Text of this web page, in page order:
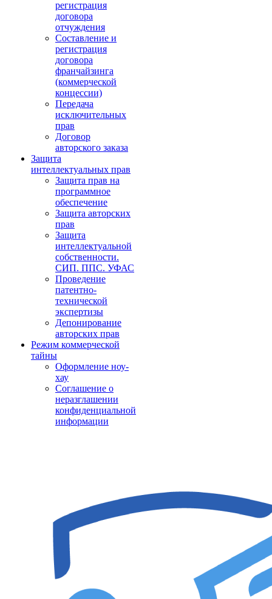
регистрация
договора
отчуждения
Составление и
регистрация
договора
франчайзинга
(коммерческой
концессии)
Передача
исключительных
прав
Договор
авторского заказа
Защита
интеллектуальных прав
Защита прав на
программное
обеспечение
Защита авторских
прав
Защита
интеллектуальной
собственности.
СИП. ППС. УФАС
Проведение
патентно-
технической
экспертизы
Депонирование
авторских прав
Режим коммерческой
тайны
Оформление ноу-
хау
Соглашение о
неразглашении
конфиденциальной
информации